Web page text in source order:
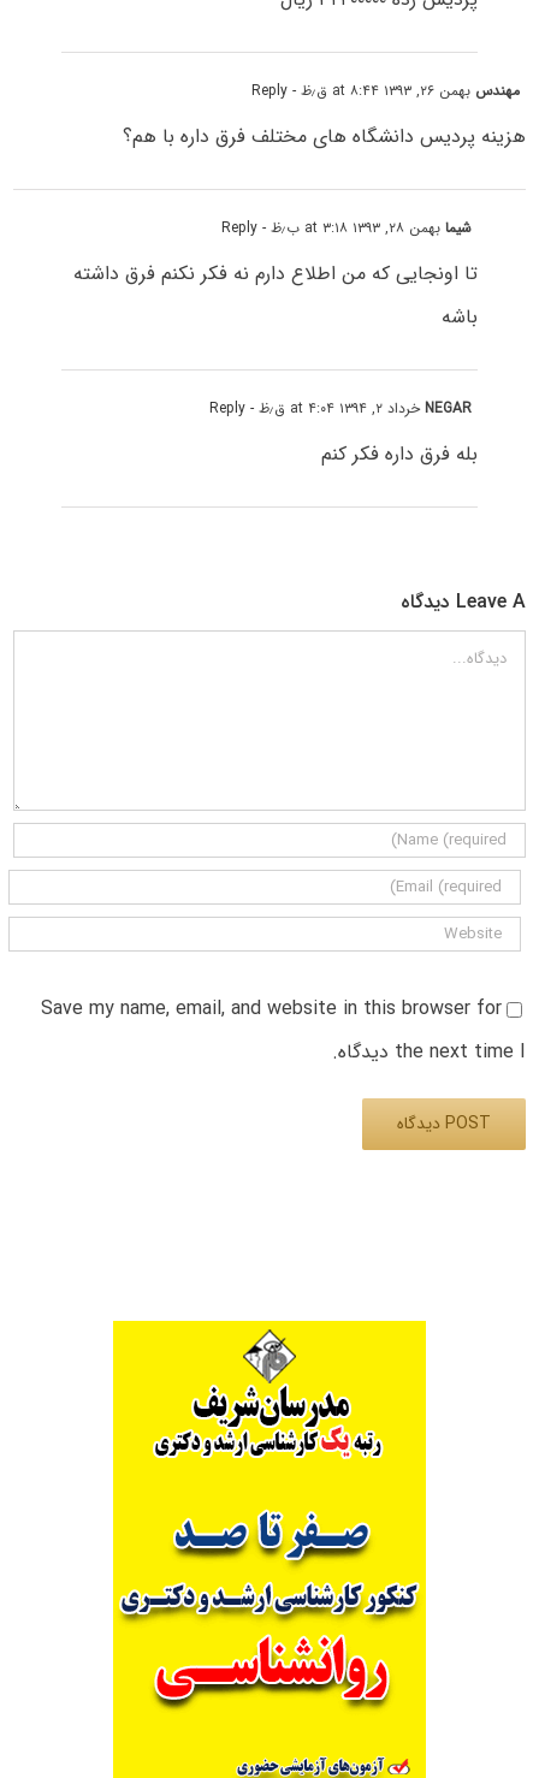
مهندس بهمن ۲۶, ۱۳۹۳ at ۸:۴۴ ق٫ظ - Reply
هزینه پردیس دانشگاه های مختلف فرق داره با هم؟
شیمابهمن ۲۸, ۱۳۹۳ at ۳:۱۸ ب٫ظ - Reply
تا اونجایی که من اطلاع دارم نه فکر نکنم فرق داشته
باشه
NEGARخرداد ۲, ۱۳۹۴ at ۴:۰۴ ق٫ظ - Reply
بله فرق داره فکر کنم
Leave A دیدگاه
دیدگاه
Save my name, email, and website in this browser for
the next time I دیدگاه.